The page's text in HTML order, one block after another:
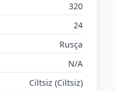
320
24
Rusça
N/A
Ciltsiz (Ciltsiz)